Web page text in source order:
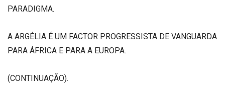
PARADIGMA.
A ARGÉLIA É UM FACTOR PROGRESSISTA DE VANGUARDA
PARA ÁFRICA E PARA A EUROPA.
(CONTINUAÇÃO).